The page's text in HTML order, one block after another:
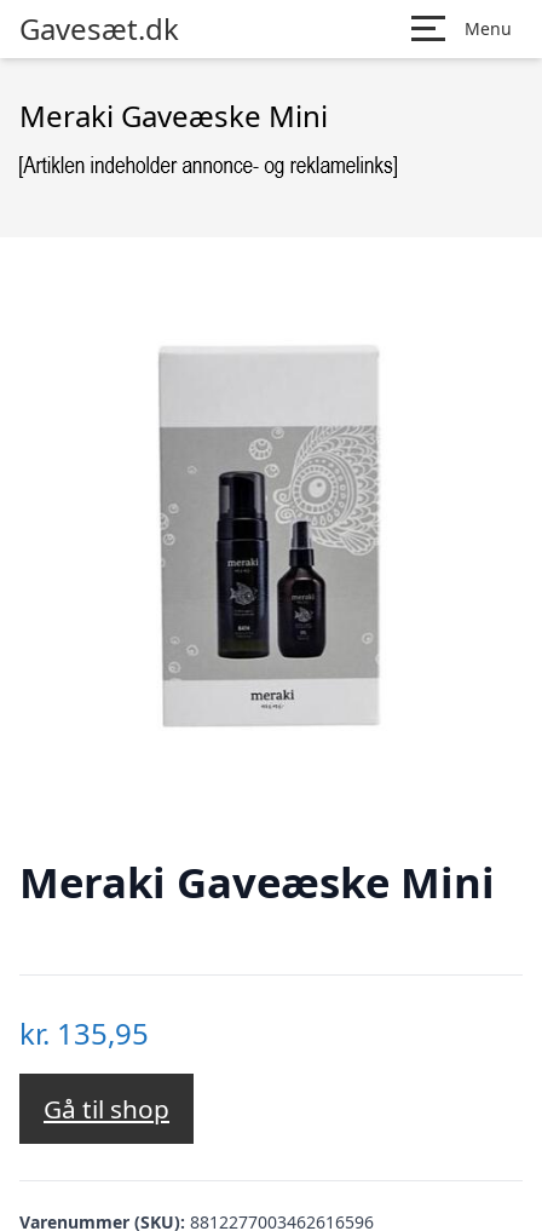
Gavesæt.dk Menu
Meraki Gaveæske Mini
Meraki Gaveæske Mini
kr. 135,95
Gå til shop
Varenummer (SKU): 8812277003462616596